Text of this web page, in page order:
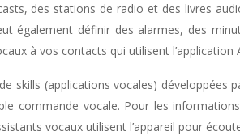
des stations de radio et des livres
également définir des alarmes, des
à vos contacts qui utilisent l’application
skills (applications vocales) développées
commande vocale. Pour les
vocaux utilisent l’appareil pour